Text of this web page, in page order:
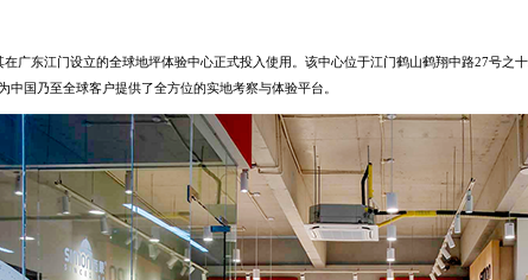
广东江门设立的全球地坪体验中心正式投入使用。该中心位于江门鹤山鹤翔中路27号之
中国乃至全球客户提供了全方位的实地考察与体验平台。